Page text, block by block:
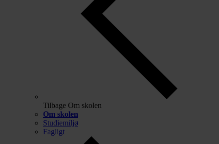
Tilbage Om skolen
Om skolen
Studiemiljø
Fagligt